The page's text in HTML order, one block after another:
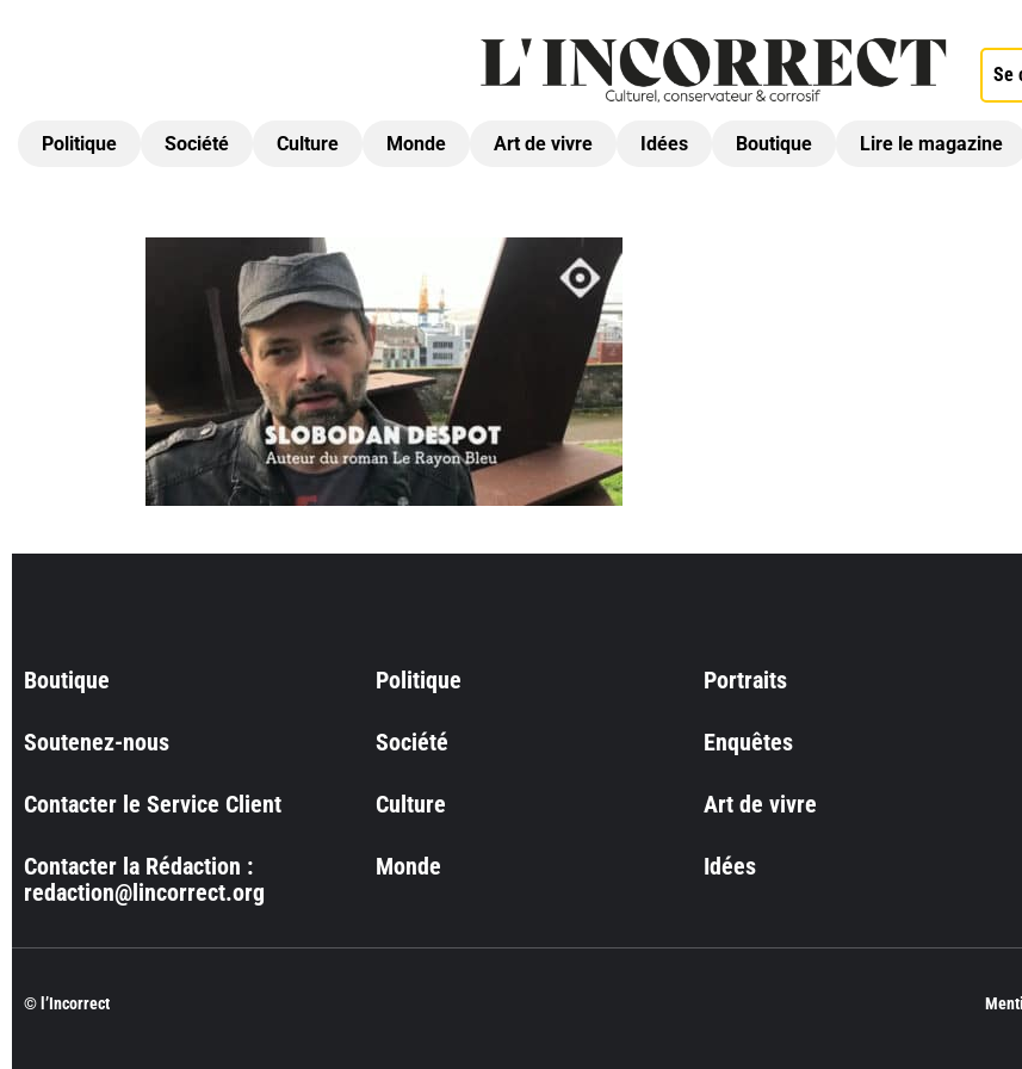
Se
Politique Société Culture Monde Art de vivre Idées Boutique Lire le magazine
Boutique
Soutenez-nous
Contacter le Service Client
Contacter la Rédaction :
redaction@lincorrect.org
Politique
Société
Culture
Monde
Portraits
Enquêtes
Art de vivre
Idées
© l’Incorrect